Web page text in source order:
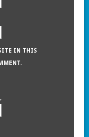
IN THIS